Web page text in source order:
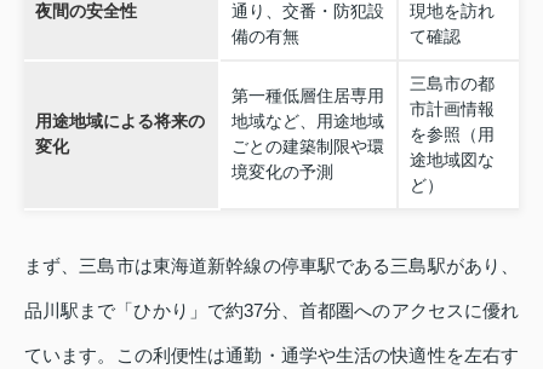
夜間の安全性
通り、交番・防犯設
備の有無
現地を訪れ
て確認
用途地域による将来の
変化
第一種低層住居専用
地域など、用途地域
ごとの建築制限や環
境変化の予測
三島市の都
市計画情報
を参照（用
途地域図な
ど）
まず、三島市は東海道新幹線の停車駅である三島駅があり、
品川駅まで「ひかり」で約37分、首都圏へのアクセスに優れ
ています。この利便性は通勤・通学や生活の快適性を左右す